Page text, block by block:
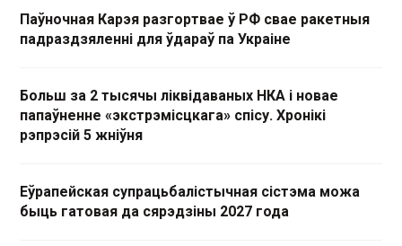
Паўночная Карэя разгортвае ў РФ свае ракетныя
падраздзяленні для ўдараў па Украіне
Больш за 2 тысячы ліквідаваных НКА і новае
папаўненне «экстрэмісцкага» спісу. Хронікі
рэпрэсій 5 жніўня
Еўрапейская супрацьбалістычная сістэма можа
быць гатовая да сярэдзіны 2027 года